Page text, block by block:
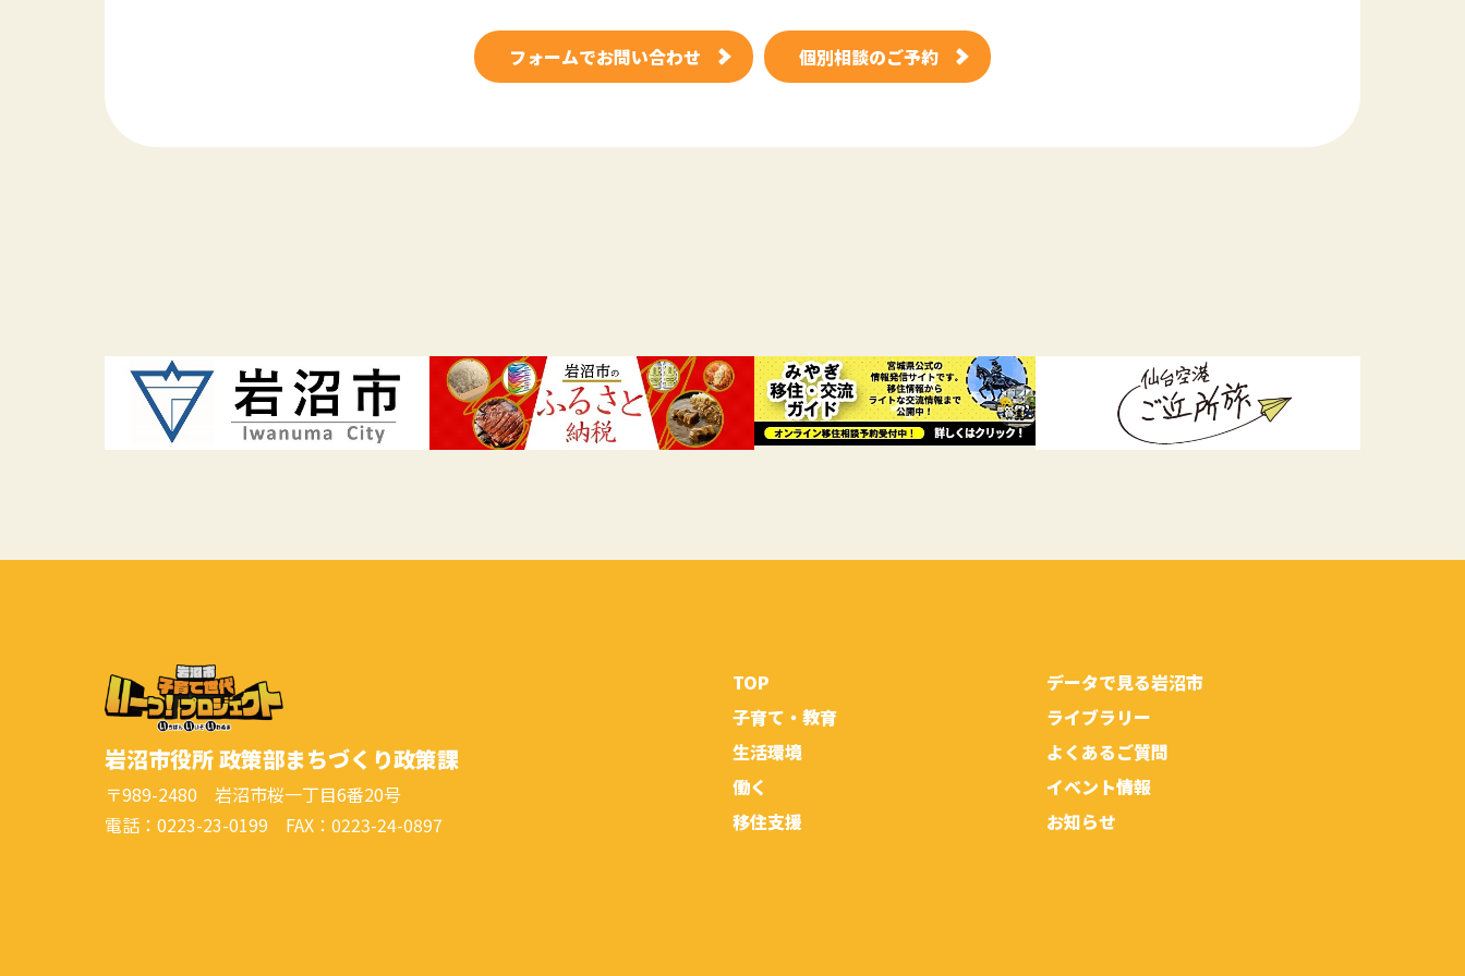
フォームでお問い合わせ 個別相談のご予約
岩沼市役所 政策部まちづくり政策課
〒989-2480 岩沼市桜一丁目6番20号
電話：0223-23-0199 FAX：0223-24-0897
TOP
子育て・教育
生活環境
働く
移住支援
データで見る岩沼市
ライブラリー
よくあるご質問
イベント情報
お知らせ